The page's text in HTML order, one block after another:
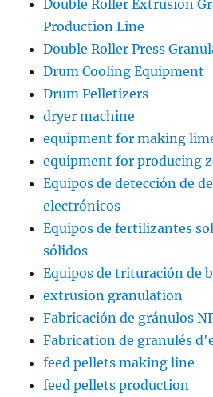
Double Roller Extrusion
Production Line
Double Roller Press
Drum Cooling Equipment
Drum Pelletizers
dryer machine
equipment for making
equipment for producing
Equipos de detección de
electrónicos
Equipos de fertilizantes
sólidos
Equipos de trituración de
extrusion granulation
Fabricación de gránulos
Fabrication de granulés
feed pellets making line
feed pellets production